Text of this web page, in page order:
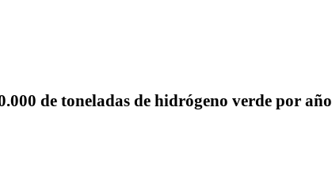
de toneladas de hidrógeno verde por año